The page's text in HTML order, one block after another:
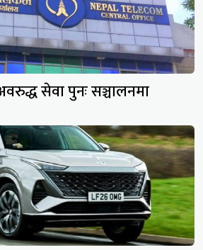
सेवा पुनः सञ्चालनमा